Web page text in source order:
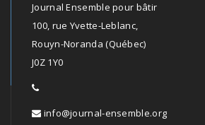
Journal Ensemble pour bâtir
100, rue Yvette-Leblanc,
Rouyn-Noranda (Québec)
J0Z 1Y0
info@journal-ensemble.org